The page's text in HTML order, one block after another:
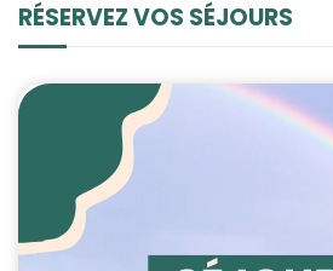
RÉSERVEZ VOS SÉJOURS